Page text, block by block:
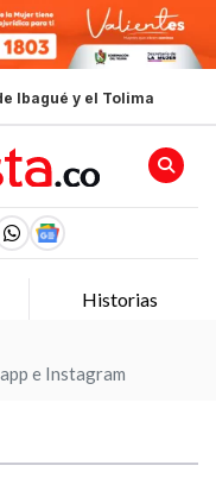
Ibagué y el Tolima
Historias
e Instagram